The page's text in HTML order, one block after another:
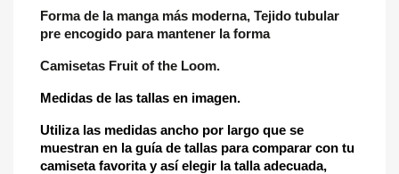
Forma de la manga más moderna, Tejido tubular
pre encogido para mantener la forma
Camisetas Fruit of the Loom.
Medidas de las tallas en imagen.
Utiliza las medidas ancho por largo que se
muestran en la guía de tallas para comparar con tu
camiseta favorita y así elegir la talla adecuada,